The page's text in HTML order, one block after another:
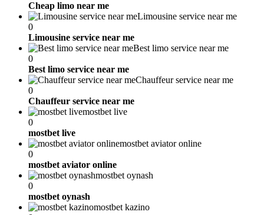
Cheap limo near me
Limousine service near me
0
Limousine service near me
Best limo service near me
0
Best limo service near me
Chauffeur service near me
0
Chauffeur service near me
mostbet live
0
mostbet live
mostbet aviator online
0
mostbet aviator online
mostbet oynash
0
mostbet oynash
mostbet kazino